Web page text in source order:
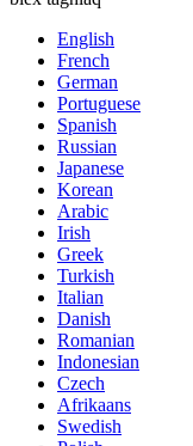
English
French
German
Portuguese
Spanish
Russian
Japanese
Korean
Arabic
Irish
Greek
Turkish
Italian
Danish
Romanian
Indonesian
Czech
Afrikaans
Swedish